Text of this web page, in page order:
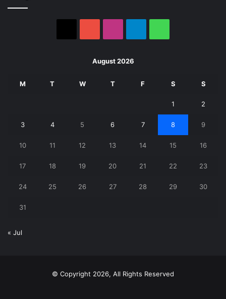
August 2026
M T W T F S S
1 2
3 4 5 6 7 8 9
10 11 12 13 14 15 16
17 18 19 20 21 22 23
24 25 26 27 28 29 30
31
« Jul
© Copyright 2026, All Rights Reserved